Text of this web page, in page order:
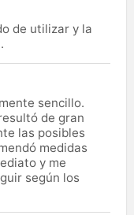
de utilizar y la
sencillo.
de gran
las posibles
medidas
y me
según los